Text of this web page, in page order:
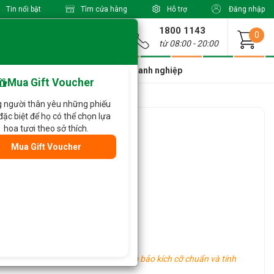
Tin nổi bật Tìm cửa hàng Hỗ trợ Đăng nhập
1800 1143
từ 08:00 - 20:00
0
Dành cho doanh nghiệp
323
khác tùy vào tình hình thực tế.
vực khác nhau, tuy nhiên vẫn đảm bảo kích cỡ chuẩn và tính
Mua Gift Voucher
người thân yêu những phiếu
biệt để họ có thể chọn lựa
hoa tươi theo sở thích.
Mua Gift Voucher